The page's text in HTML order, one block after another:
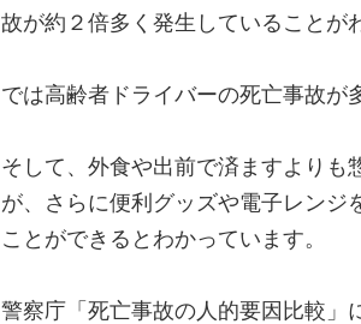
故が約２倍多く発生していることが
では高齢者ドライバーの死亡事故が
そして、外食や出前で済ますよりも
が、さらに便利グッズや電子レンジ
ことができるとわかっています。
警察庁「死亡事故の人的要因比較」